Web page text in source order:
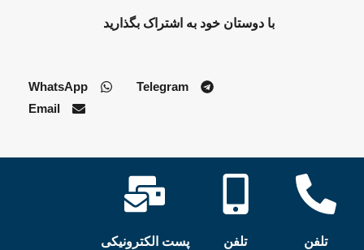
با دوستان خود به اشتراک بگذارید
Telegram
WhatsApp
Email
تلفن
تلفن
پست الکترونیکی